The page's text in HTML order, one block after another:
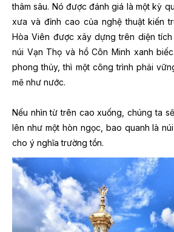
thâm sâu. Nó được đánh giá là một kỳ
xưa và đỉnh cao của nghệ thuật kiến
Hòa Viên được xây dựng trên diện
núi Vạn Thọ và hồ Côn Minh xanh
phong thủy, thì một công trình phải
mẽ như nước.
Nếu nhìn từ trên cao xuống, chúng ta
lên như một hòn ngọc, bao quanh là
cho ý nghĩa trường tồn.